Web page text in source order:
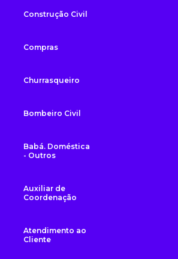
Construção Civil
Compras
Churrasqueiro
Bombeiro Civil
Babá. Doméstica
- Outros
Auxiliar de
Coordenação
Atendimento ao
Cliente